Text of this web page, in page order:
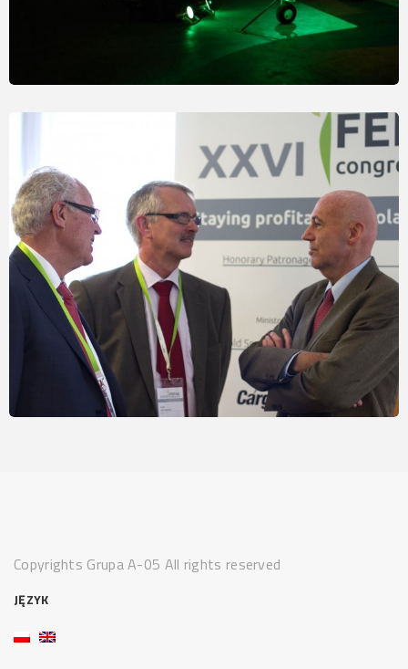
Copyrights Grupa A-05 All rights reserved
JĘZYK